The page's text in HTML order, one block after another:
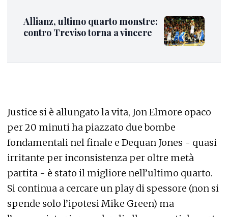
Allianz, ultimo quarto monstre:
contro Treviso torna a vincere
Justice si è allungato la vita, Jon Elmore opaco
per 20 minuti ha piazzato due bombe
fondamentali nel finale e Dequan Jones - quasi
irritante per inconsistenza per oltre metà
partita - è stato il migliore nell’ultimo quarto.
Si continua a cercare un play di spessore (non si
spende solo l’ipotesi Mike Green) ma